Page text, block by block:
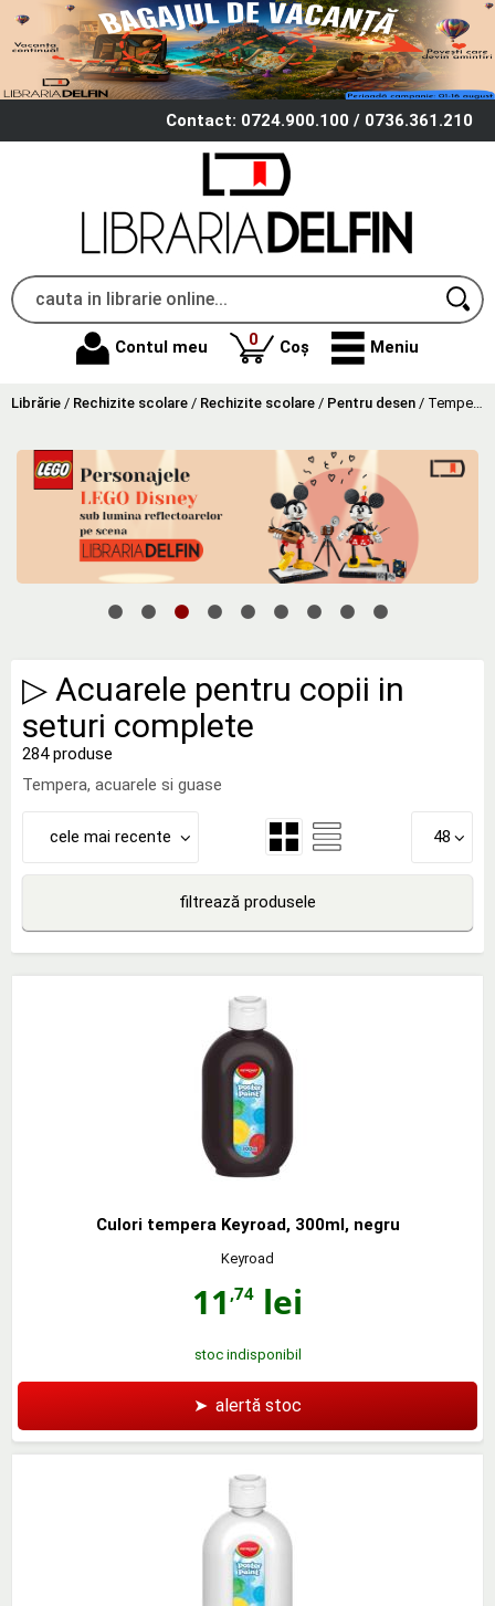
Contact: 0724.900.100 / 0736.361.210
Contul meu 0produse
Coș Meniu
Librărie / Rechizite scolare / Rechizite scolare / Pentru desen / Tempera, acuarele si guase
▷ Acuarele pentru copii in
seturi complete
284 produse
Tempera, acuarele si guase
cele mai recente 48
filtrează produsele
Culori tempera Keyroad, 300ml, negru
Keyroad
11 ,74 lei
stoc indisponibil
➤ alertă stoc